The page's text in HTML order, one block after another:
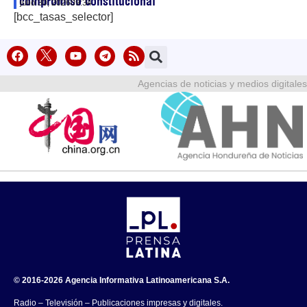
julio 30, 202609:34
[bcc_tasas_selector]
Agencias de noticias y medios digitales
© 2016-2026 Agencia Informativa Latinoamericana S.A.
Radio – Televisión – Publicaciones impresas y digitales.